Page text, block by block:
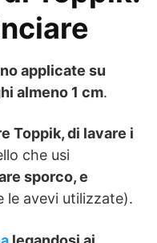
applicate su
almeno 1 cm.
Toppik, di lavare i
che usi
sporco, e
le avevi utilizzate).